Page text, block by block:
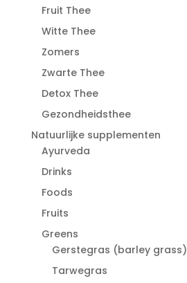
Fruit Thee
Witte Thee
Zomers
Zwarte Thee
Detox Thee
Gezondheidsthee
Natuurlijke supplementen
Ayurveda
Drinks
Foods
Fruits
Greens
Gerstegras (barley grass)
Tarwegras